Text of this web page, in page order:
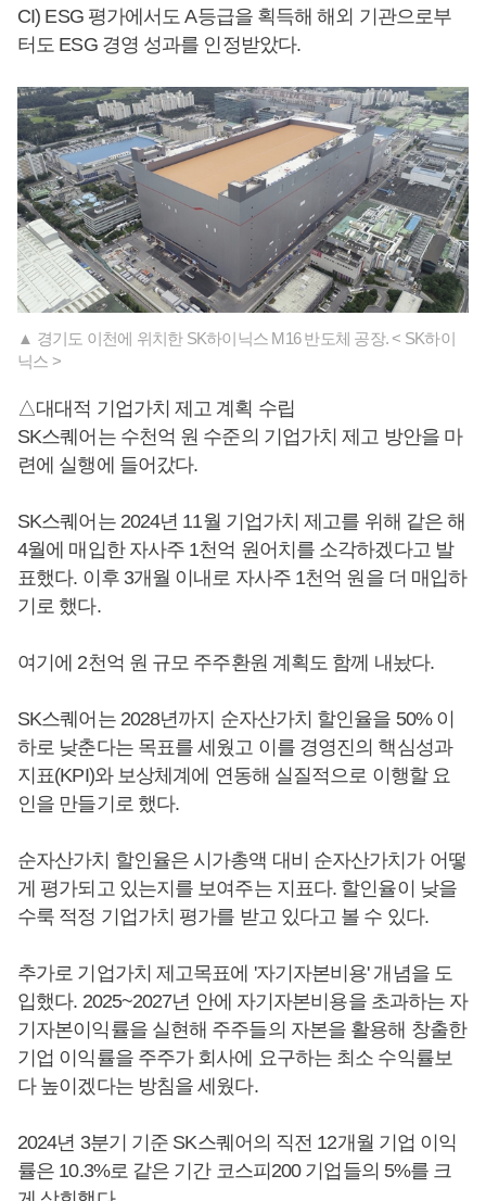
CI) ESG 평가에서도 A등급을 획득해 해외 기관으로부
터도 ESG 경영 성과를 인정받았다.
▲ 경기도 이천에 위치한 SK하이닉스 M16 반도체 공장. < SK하이
닉스 >
△대대적 기업가치 제고 계획 수립
SK스퀘어는 수천억 원 수준의 기업가치 제고 방안을 마
련에 실행에 들어갔다.
SK스퀘어는 2024년 11월 기업가치 제고를 위해 같은 해
4월에 매입한 자사주 1천억 원어치를 소각하겠다고 발
표했다. 이후 3개월 이내로 자사주 1천억 원을 더 매입하
기로 했다.
여기에 2천억 원 규모 주주환원 계획도 함께 내놨다.
SK스퀘어는 2028년까지 순자산가치 할인율을 50% 이
하로 낮춘다는 목표를 세웠고 이를 경영진의 핵심성과
지표(KPI)와 보상체계에 연동해 실질적으로 이행할 요
인을 만들기로 했다.
순자산가치 할인율은 시가총액 대비 순자산가치가 어떻
게 평가되고 있는지를 보여주는 지표다. 할인율이 낮을
수룩 적정 기업가치 평가를 받고 있다고 볼 수 있다.
추가로 기업가치 제고목표에 '자기자본비용' 개념을 도
입했다. 2025~2027년 안에 자기자본비용을 초과하는 자
기자본이익률을 실현해 주주들의 자본을 활용해 창출한
기업 이익률을 주주가 회사에 요구하는 최소 수익률보
다 높이겠다는 방침을 세웠다.
2024년 3분기 기준 SK스퀘어의 직전 12개월 기업 이익
률은 10.3%로 같은 기간 코스피200 기업들의 5%를 크